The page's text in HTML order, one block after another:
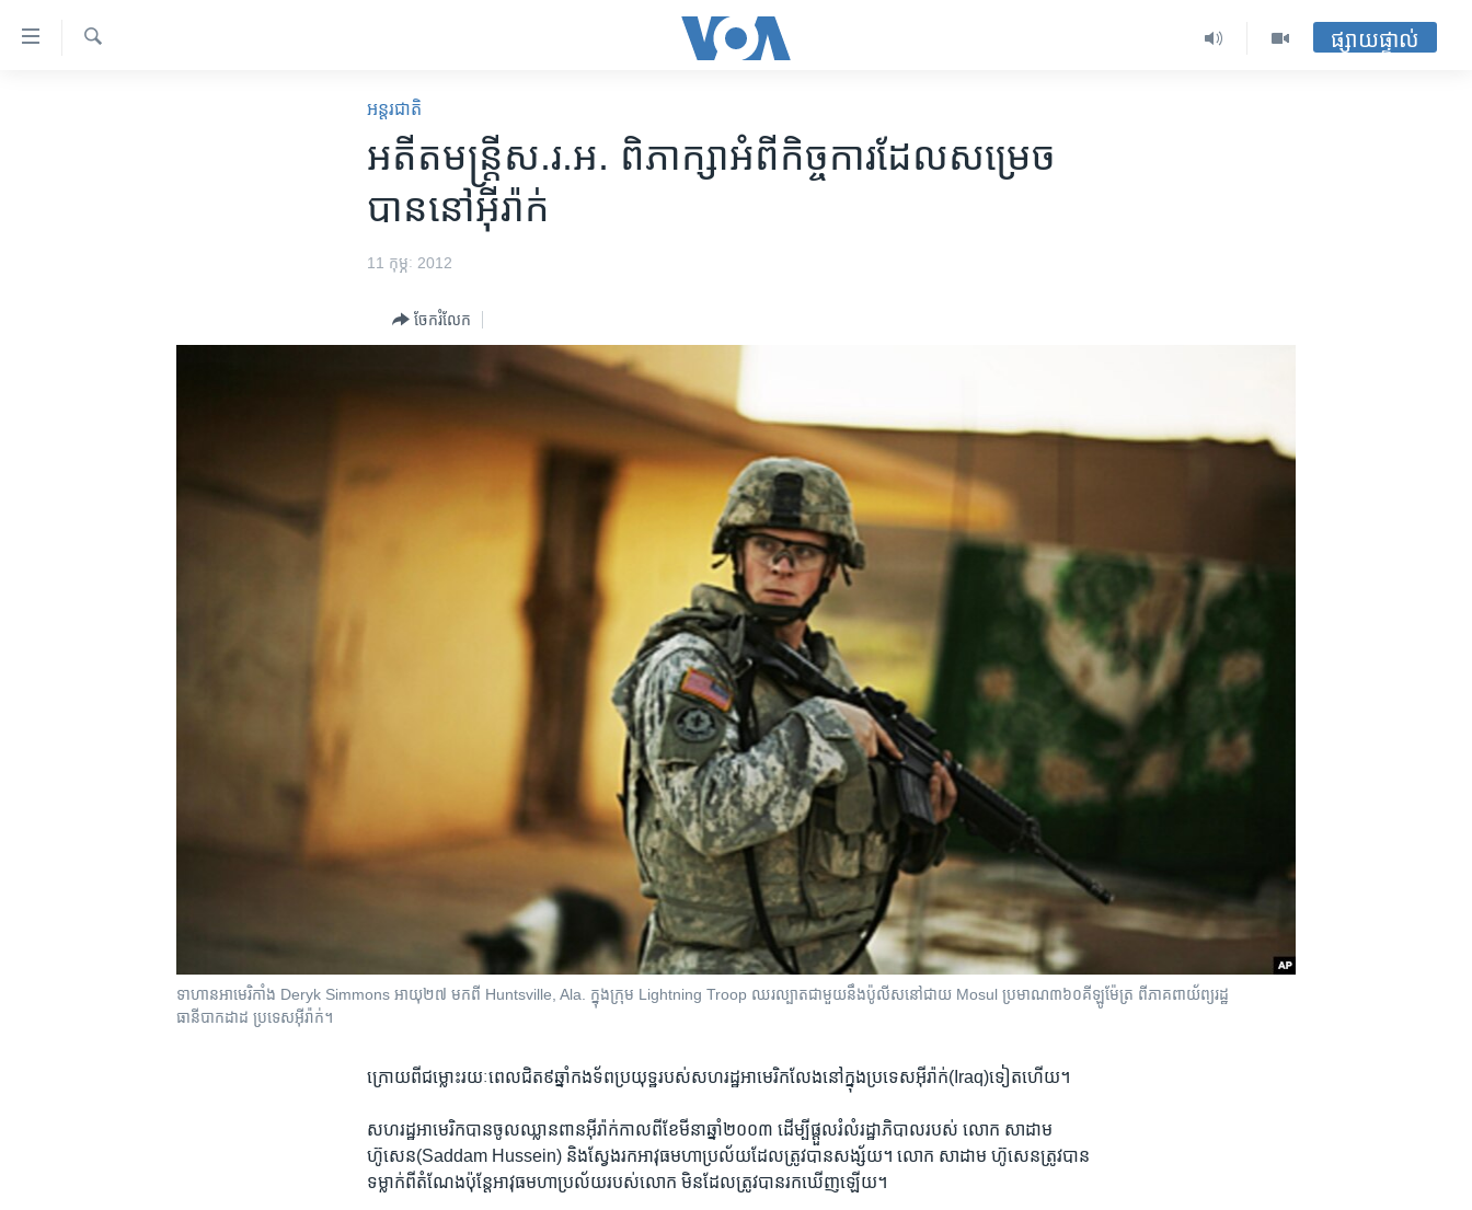
ទៅ​
ផ្សាយផ្ទាល់
អន្តរជាតិ
អតីត​មន្រ្តីស.រ.អ. ​ពិភាក្សា​អំពីកិច្ចការ​ដែល​សម្រេច​
បាន​នៅ​អ៊ីរ៉ាក់
11 កុម្ភៈ 2012
ចែករំលែក
ទាហាន​អាមេរិកាំង Deryk Simmons អាយុ២៧ មក​ពី Huntsville, Ala. ក្នុង​ក្រុម Lightning Troop ឈរល្បាត​ជាមួយ​នឹង​ប៉ូលីស​នៅជាយ​ Mosul ប្រមាណ​៣៦០គីឡូម៉ែត្រ ពីភាគ​ពាយ័ព្យរដ្ឋ
ធានីបាកដាដ ប្រទេស​អ៊ីរ៉ាក់។
ក្រោយ​ពីជម្លោះ​រយៈពេល​ជិត៩​ឆ្នាំ​កង​ទ័ពប្រយុទ្ឋ​របស់​សហរដ្ឋ​អាមេរិក​លែងនៅ​ក្នុង​ប្រទេសអ៊ីរ៉ាក់(Iraq)​ទៀត​ហើយ។
សហរដ្ឋអាមេរិក​បាន​ចូល​ឈ្លានពាន​អ៊ីរ៉ាក់កាល​ពី​ខែ​មីនា​ឆ្នាំ​២០០៣ ដើម្បី​ផ្ដួល​រំលំ​រដ្ឋាភិបាលរបស់ លោក ​សាដាម
ហ៊ូសេន(Saddam Hussein) និង​ស្វែងរកអាវុធ​មហា​ប្រល័យ​ដែលត្រូវ​បានសង្ស័យ។ លោក សាដាម ហ៊ូសេនត្រូវ​បាន
ទម្លាក់ពី​តំណែងប៉ុនែ្ត​អាវុធមហា​ប្រល័យរ​បស់លោក ​មិន​ដែល​ត្រូវ​បាន​រក​ឃើញ​ឡើយ។